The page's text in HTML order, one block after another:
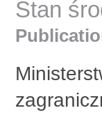
Stan